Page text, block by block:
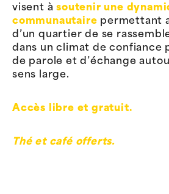
visent àsoutenir une
communautaire permettant
d’un quartier de se
dans un climat de confiance
de parole et d’échange
sens large.
Accès libre et gratuit.
Thé et café offerts.